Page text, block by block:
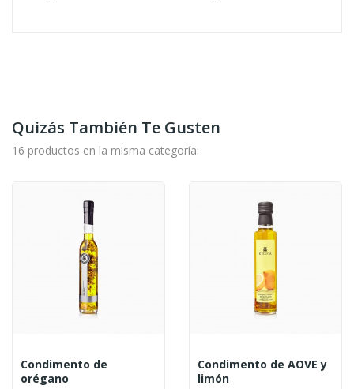
Quizás También Te Gusten
16 productos en la misma categoría:
Condimento de
orégano
Condimento de AOVE y
limón